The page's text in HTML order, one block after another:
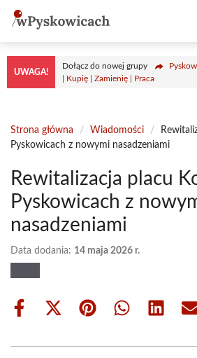
Przejdź
treści
UWAGA!
Dołącz do nowej grupy
| Kupię | Zamienię | Praca
Strona główna / Wiadomości /
Pyskowicach z nowymi nasadzeniami
Rewitalizacja placu
Pyskowicach z
nasadzeniami
Data dodania: 14 maja 2026 r.
Share
Share
(Twitter)
Share Share Share